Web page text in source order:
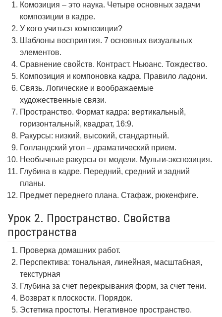
Комозиция – это наука. Четыре основных задачи
композиции в кадре.
У кого учиться композиции?
Шаблоны восприятия. 7 основных визуальных
элементов.
Сравнение свойств. Контраст. Ньюанс. Тождество.
Композиция и компоновка кадра. Правило ладони.
Связь. Логические и воображаемые
художественные связи.
Пространство. Формат кадра: вертикальный,
горизонтальный, квадрат, 16:9.
Ракурсы: низкий, высокий, стандартный.
Голландский угол – драматический прием.
Необычные ракурсы от модели. Мульти-экспозиция.
Глубина в кадре. Передний, средний и задний
планы.
Предмет переднего плана. Стафаж, рюкенфиге.
Урок 2. Пространство. Свойства
пространства
Проверка домашних работ.
Перспектива: тональная, линейная, масштабная,
текстурная
Глубина за счет перекрывания форм, за счет тени.
Возврат к плоскости. Порядок.
Эстетика простоты. Негативное пространство.